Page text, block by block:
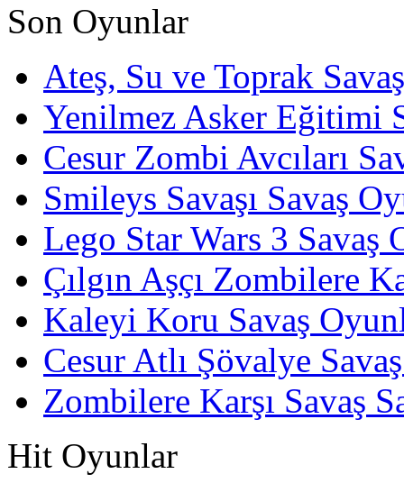
Son Oyunlar
Ateş, Su ve Toprak
Yenilmez Asker Eğitimi
Cesur Zombi Avcıları
Smileys Savaşı Savaş
Lego Star Wars 3 Savaş
Çılgın Aşçı Zombilere
Kaleyi Koru Savaş
Cesur Atlı Şövalye
Zombilere Karşı Savaş
Hit Oyunlar